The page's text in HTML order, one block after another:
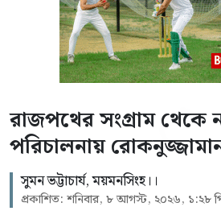
রাজপথের সংগ্রাম থেকে
পরিচালনায়
সুমন ভট্টাচার্য, ময়মনসিংহ।।
প্রকাশিত: শনিবার, ৮ আগস্ট, ২০২৬, ১:২৮